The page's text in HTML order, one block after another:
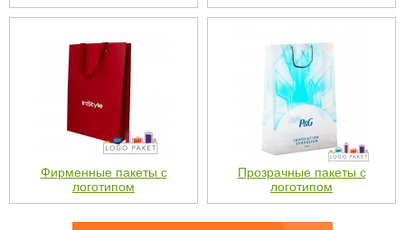
Фирменные пакеты с
логотипом
Прозрачные пакеты с
логотипом